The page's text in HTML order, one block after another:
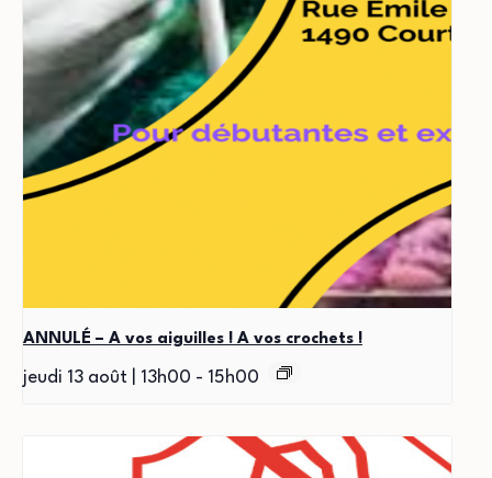
ANNULÉ – A vos aiguilles ! A vos crochets !
jeudi 13 août | 13h00 - 15h00